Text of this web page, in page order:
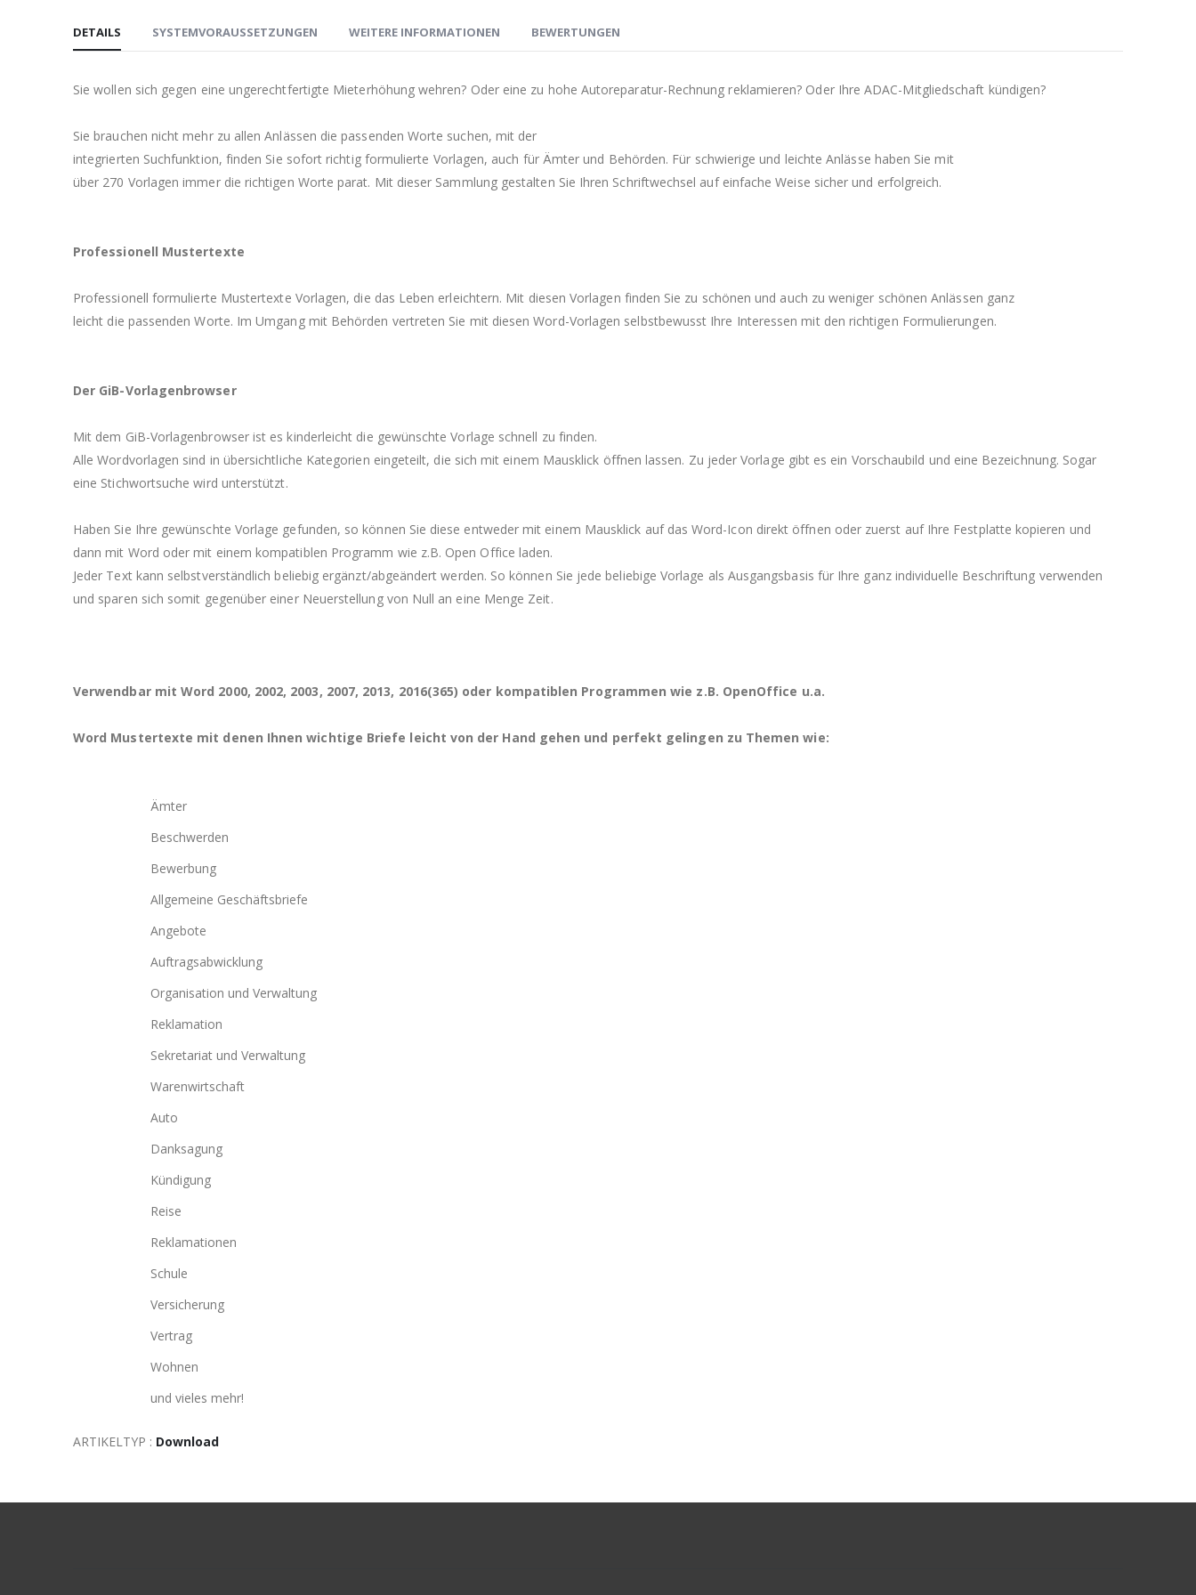
der
springen
DETAILS
Sie wollen sich gegen eine ungerechtfertigte Mieterhöhung wehren? Oder eine zu hohe Autoreparatur-Rechnung reklamieren? Oder Ihre ADAC-Mitgliedschaft kündigen?
Sie brauchen nicht mehr zu allen Anlässen die passenden Worte suchen, mit der
integrierten Suchfunktion, finden Sie sofort richtig formulierte Vorlagen, auch für Ämter und Behörden. Für schwierige und leichte Anlässe haben Sie mit
über 270 Vorlagen immer die richtigen Worte parat. Mit dieser Sammlung gestalten Sie Ihren Schriftwechsel auf einfache Weise sicher und erfolgreich.
Professionell Mustertexte
Professionell formulierte Mustertexte Vorlagen, die das Leben erleichtern. Mit diesen Vorlagen finden Sie zu schönen und auch zu weniger schönen Anlässen ganz
leicht die passenden Worte. Im Umgang mit Behörden vertreten Sie mit diesen Word-Vorlagen selbstbewusst Ihre Interessen mit den richtigen Formulierungen.
Der GiB-Vorlagenbrowser
Mit dem GiB-Vorlagenbrowser ist es kinderleicht die gewünschte Vorlage schnell zu finden.
Alle Wordvorlagen sind in übersichtliche Kategorien eingeteilt, die sich mit einem Mausklick öffnen lassen. Zu jeder Vorlage gibt es ein Vorschaubild und eine Bezeichnung. Sogar
eine Stichwortsuche wird unterstützt.
Haben Sie Ihre gewünschte Vorlage gefunden, so können Sie diese entweder mit einem Mausklick auf das Word-Icon direkt öffnen oder zuerst auf Ihre Festplatte kopieren und
dann mit Word oder mit einem kompatiblen Programm wie z.B. Open Office laden.
Jeder Text kann selbstverständlich beliebig ergänzt/abgeändert werden. So können Sie jede beliebige Vorlage als Ausgangsbasis für Ihre ganz individuelle Beschriftung verwenden
und sparen sich somit gegenüber einer Neuerstellung von Null an eine Menge Zeit.
Verwendbar mit Word 2000, 2002, 2003, 2007, 2013, 2016(365) oder kompatiblen Programmen wie z.B. OpenOffice u.a.
Word Mustertexte mit denen Ihnen wichtige Briefe leicht von der Hand gehen und perfekt gelingen zu Themen wie:
Ämter
Beschwerden
Bewerbung
Allgemeine Geschäftsbriefe
Angebote
Auftragsabwicklung
Organisation und Verwaltung
Reklamation
Sekretariat und Verwaltung
Warenwirtschaft
Auto
Danksagung
Kündigung
Reise
Reklamationen
Schule
Versicherung
Vertrag
Wohnen
und vieles mehr!
ARTIKELTYP : Download
SYSTEMVORAUSSETZUNGEN WEITERE INFORMATIONEN BEWERTUNGEN